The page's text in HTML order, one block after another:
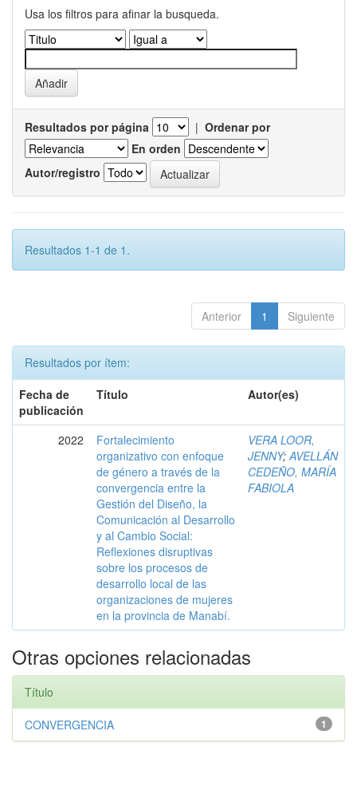
Usa los filtros para afinar la busqueda.
Resultados por página | Ordenar por
En orden
Autor/registro
Resultados 1-1 de 1.
Anterior 1 Siguiente
Resultados por ítem:
Fecha de
publicación
Título Autor(es)
2022
Fortalecimiento
organizativo con enfoque
de género a través de la
convergencia entre la
Gestión del Diseño, la
Comunicación al Desarrollo
y al Cambio Social:
Reflexiones disruptivas
sobre los procesos de
desarrollo local de las
organizaciones de mujeres
en la provincia de Manabí.
VERA LOOR,
JENNY;AVELLÁN
CEDEÑO, MARÍA
FABIOLA
Otras opciones relacionadas
Título
1
CONVERGENCIA